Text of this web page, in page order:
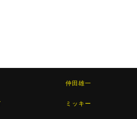
仲田雄一
ミッキー